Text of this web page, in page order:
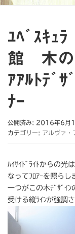
ﾕﾍﾞｽｷｭ
館 木の
ｱｱﾙﾄﾃﾞｻ
ﾅｰ
公開済み: 2016年6月
カテゴリー: アルヴァ・
ﾊｲｻｲﾄﾞﾗｲﾄからの光
なってﾌﾛｱｰを照ら
一つがこの木ﾃﾞｻﾞｲ
受ける縦ﾗｲﾝが強調